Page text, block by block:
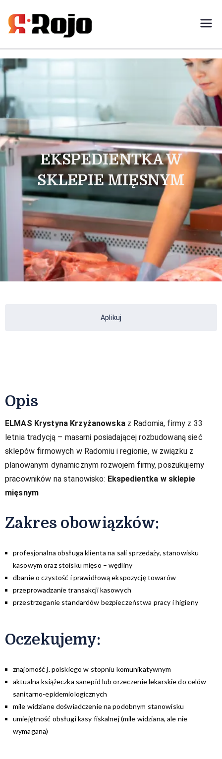
Rojo- agencja pracy świadczymy
rekrutacji między pracodawcą a
EKSPEDIENTKA W
SKLEPIE MIĘSNYM​​
Aplikuj
Opis
ELMAS Krystyna Krzyżanowskaz Radomia, firmy z 33
letnia tradycją – masarni posiadającej rozbudowaną sieć
sklepów firmowych w Radomiu i regionie, w związku z
planowanym dynamicznym rozwojem firmy, poszukujemy
pracowników na stanowisko: Ekspedientka w sklepie
mięsnym
Zakres obowiązków:​
profesjonalna obsługa klienta na sali sprzedaży, stanowisku
kasowym oraz stoisku mięso – wędliny
dbanie o czystość i prawidłową ekspozycję towarów
przeprowadzanie transakcji kasowych
przestrzeganie standardów bezpieczeństwa pracy i higieny
Oczekujemy:
znajomość j. polskiego w stopniu komunikatywnym
aktualna książeczka sanepid lub orzeczenie lekarskie do celów
sanitarno-epidemiologicznych
mile widziane doświadczenie na podobnym stanowisku
umiejętność obsługi kasy fiskalnej (mile widziana, ale nie
wymagana)